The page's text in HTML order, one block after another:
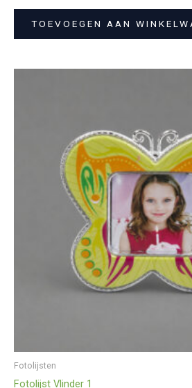
TOEVOEGEN AAN
Fotolijsten
Fotolijst Vlinder 1